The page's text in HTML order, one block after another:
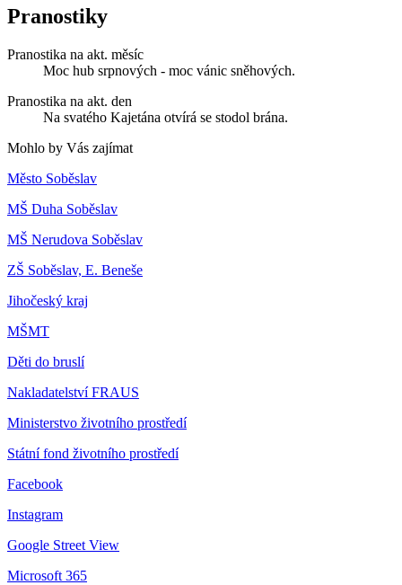
Pranostiky
Pranostika na akt. měsíc
Moc hub srpnových - moc vánic sněhových.
Pranostika na akt. den
Na svatého Kajetána otvírá se stodol brána.
Mohlo by Vás zajímat
Město Soběslav
MŠ Duha Soběslav
MŠ Nerudova Soběslav
ZŠ Soběslav, E. Beneše
Jihočeský kraj
MŠMT
Děti do bruslí
Nakladatelství FRAUS
Ministerstvo životního prostředí
Státní fond životního prostředí
Facebook
Instagram
Google Street View
Microsoft 365